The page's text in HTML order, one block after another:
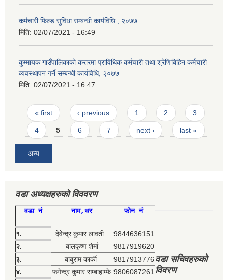
कर्मचारी फिल्ड सुविधा सम्बन्धी कार्यविधि , २०७७
मिति: 02/07/2021 - 16:49
कुम्मायक गाउँपालिकाको करारमा प्राविधिक कर्मचारी तथा श्रेणिबिहिन कर्मचारी
व्यवस्थापन गर्ने सम्बन्धी कार्यविधि, २०७७
मिति: 02/07/2021 - 16:47
Pages
« first ‹ previous 1 2 3
4 5 6 7 next › last »
अन्य
वडा अध्यक्षहरुको विववरण
वडा नं नाम,थर फोन नं
१. देवेन्द्र कुमार लावती
9844636151
२.
बालकृष्ण शेर्मा
9817919620
३.
बाबुराम कार्की
9817913776
४.
फगेन्द्र कुमार सम्बाहाम्फे 9806087261
वडा सचिवहरुको
विवरण